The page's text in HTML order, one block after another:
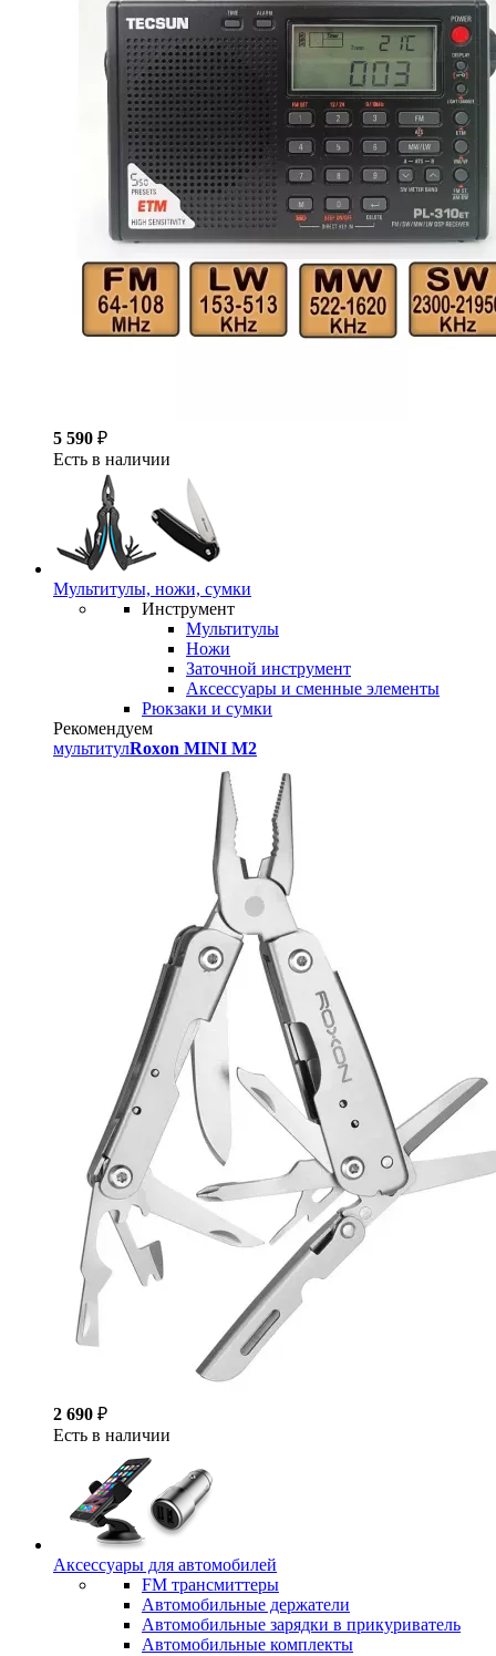
5 590 ₽
Есть в наличии
Мультитулы, ножи, сумки
Инструмент
Мультитулы
Ножи
Заточной инструмент
Аксессуары и сменные элементы
Рюкзаки и сумки
Рекомендуем
мультитулRoxon MINI M2
2 690 ₽
Есть в наличии
Аксессуары для автомобилей
FM трансмиттеры
Автомобильные держатели
Автомобильные зарядки в прикуриватель
Автомобильные комплекты